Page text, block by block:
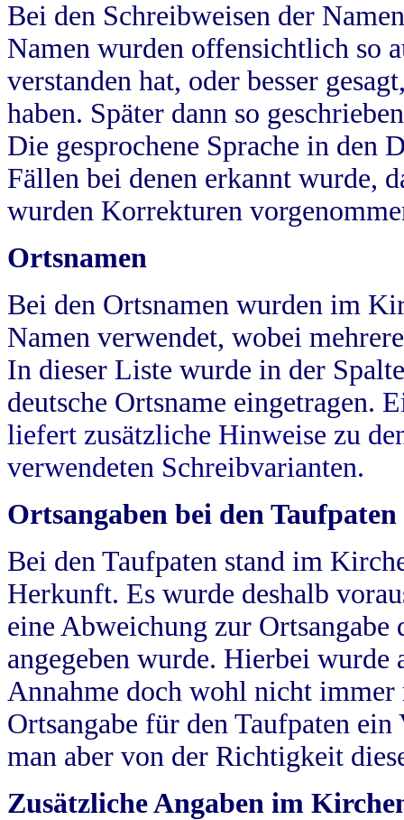
Bei den Schreibweisen der
Namen wurden offensichtlich so
verstanden hat, oder besser
haben. Später dann so
Die gesprochene Sprache in
Fällen bei denen erkannt wurde,
wurden Korrekturen
Ortsnamen
Bei den Ortsnamen wurden im
Namen verwendet, wobei
In dieser Liste wurde in der
deutsche Ortsname eingetragen.
liefert zusätzliche Hinweise zu
verwendeten Schreibvarianten.
Ortsangaben bei den Taufpaten
Bei den Taufpaten stand im
Herkunft. Es wurde deshalb
eine Abweichung zur
angegeben wurde. Hierbei wurde
Annahme doch wohl nicht
Ortsangabe für den Taufpaten
man aber von der Richtigkeit
Zusätzliche Angaben im